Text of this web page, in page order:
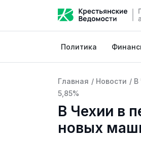
Политика
Главная / Новости / В
5,85%
В Чехии в
новых